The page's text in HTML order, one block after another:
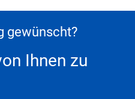
gewünscht?
Ihnen zu